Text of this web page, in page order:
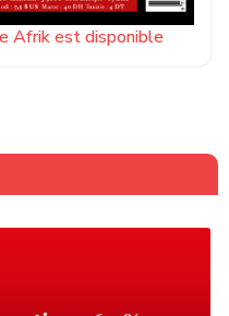
Afrik est disponible